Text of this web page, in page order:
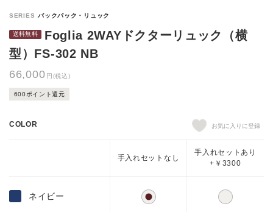
Foglia 2WAYドクターリュック（横
型）FS-302 NB
66,000 円(税込)
600ポイント還元
COLOR
手入れセットなし
手入れセットあり
+￥3300
ネイビー